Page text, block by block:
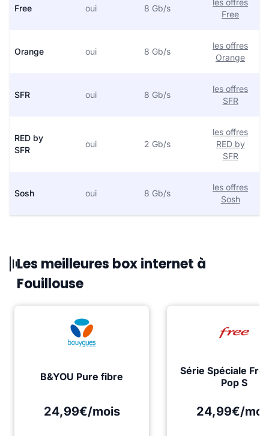
Free oui 8 Gb/s
les offres
Free
Orange oui 8 Gb/s
les offres
Orange
SFR oui 8 Gb/s
les offres
SFR
RED by
SFR
oui 2 Gb/s
les offres
RED by
SFR
Sosh oui 8 Gb/s
les offres
Sosh
Les meilleures box internet à
Fouillouse
B&YOU Pure fibre
24,99€/mois
Série Spéciale
Pop S
24,99€/